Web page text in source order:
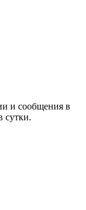
и сообщения в
сутки.